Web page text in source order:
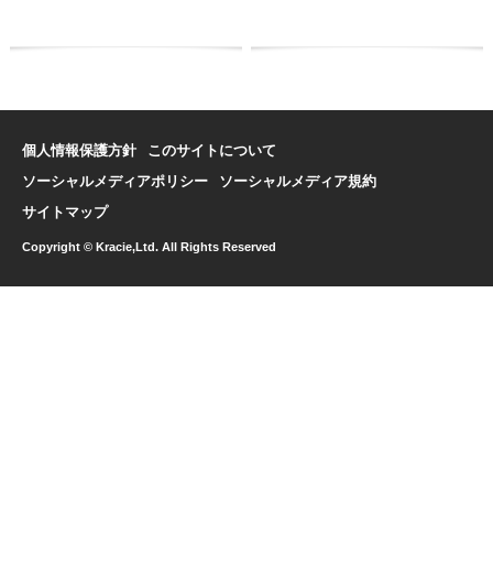
個人情報保護方針
このサイトについて
ソーシャルメディアポリシー
ソーシャルメディア規約
サイトマップ
Copyright © Kracie,Ltd. All Rights Reserved